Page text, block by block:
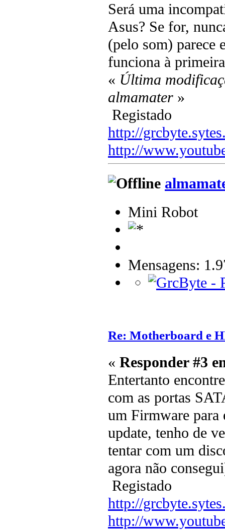
Será uma
Asus? Se for,
(pelo som) parece
funciona à
« Última
almamater »
Registado
http://
http://
Mini Robot
Mensagens:
Re: Motherboard e
« Responder #3
Entertanto
com as portas
um Firmware para
update, tenho de
tentar com um
agora não
Registado
http://
http://